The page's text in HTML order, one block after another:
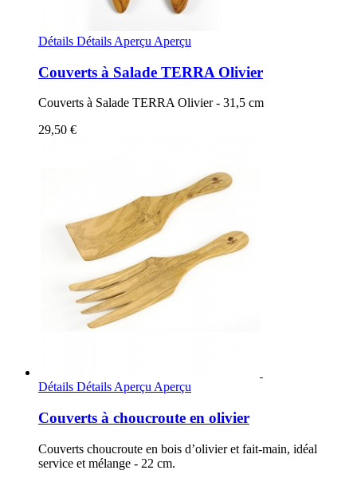
Détails Détails Aperçu Aperçu
Couverts à Salade TERRA Olivier
Couverts à Salade TERRA Olivier - 31,5 cm
29,50 €
Détails Détails Aperçu Aperçu
Couverts à choucroute en olivier
Couverts choucroute en bois d’olivier et fait-main, idéal
service et mélange - 22 cm.